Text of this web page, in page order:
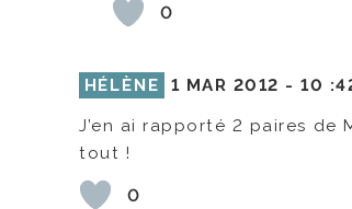
0
HÉLÈNE 1 MAR 2012 -10
J’en ai rapporté 2 paires de
tout !
0